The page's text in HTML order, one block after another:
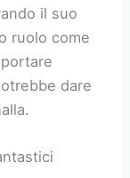
il suo
ruolo come
dare